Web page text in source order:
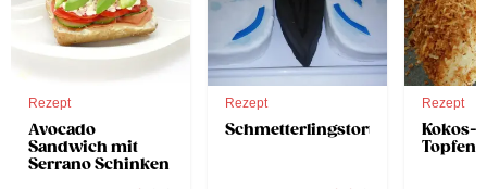
Rezept
Avocado
Sandwich mit
Serrano Schinken
Rezept
Schmetterlingstorte
Rezept
Kokos-